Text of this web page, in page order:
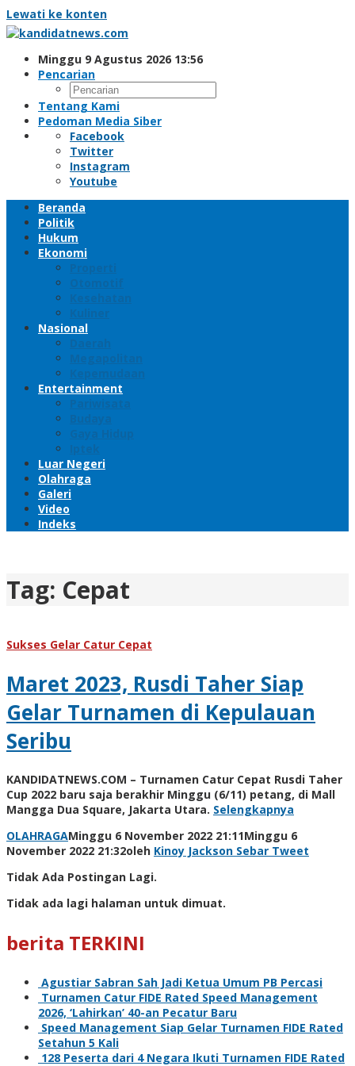
Lewati ke konten
Minggu 9 Agustus 2026 13:56
Pencarian
Tentang Kami
Pedoman Media Siber
Facebook
Twitter
Instagram
Youtube
Beranda
Politik
Hukum
Ekonomi
Properti
Otomotif
Kesehatan
Kuliner
Nasional
Daerah
Megapolitan
Kepemudaan
Entertainment
Pariwisata
Budaya
Gaya Hidup
Iptek
Luar Negeri
Olahraga
Galeri
Video
Indeks
Tag: Cepat
Sukses Gelar Catur Cepat
Maret 2023, Rusdi Taher Siap
Gelar Turnamen di Kepulauan
Seribu
KANDIDATNEWS.COM – Turnamen Catur Cepat Rusdi Taher
Cup 2022 baru saja berakhir Minggu (6/11) petang, di Mall
Mangga Dua Square, Jakarta Utara. Selengkapnya
OLAHRAGAMinggu 6 November 2022 21:11Minggu 6
November 2022 21:32oleh Kinoy Jackson Sebar Tweet
Tidak Ada Postingan Lagi.
Tidak ada lagi halaman untuk dimuat.
berita TERKINI
Agustiar Sabran Sah Jadi Ketua Umum PB Percasi
Turnamen Catur FIDE Rated Speed Management
2026, ‘Lahirkan’ 40-an Pecatur Baru
Speed Management Siap Gelar Turnamen FIDE Rated
Setahun 5 Kali
128 Peserta dari 4 Negara Ikuti Turnamen FIDE Rated